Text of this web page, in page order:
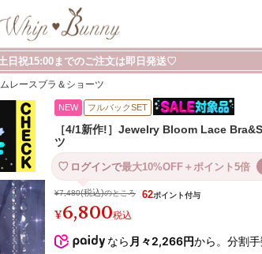
日祝15:00までのご注文は即日発送♡
レースブラ＆ショーツ
NEW フルバックSET
［4/1新作!］Jewelry Bloom Lace
ツ
ログインで最大10%OFF＋ポイント5倍
¥7,480 のところ
¥6,800税込
62
なら 月々2,266円から。分割